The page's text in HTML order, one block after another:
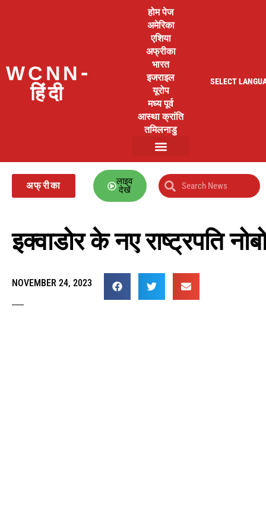
WCNN-
हिंदी
होम पेज
अमेरिका
एशिया
अफ्रीका
भारत
इजराइल
यूरोप
मध्य पूर्व
आस्था क्रांति
तमिलनाडु
SELECT
अफ्रीका
लाइव
देखें
इक्वाडोर के नए राष्ट्रपति
NOVEMBER 24, 2023